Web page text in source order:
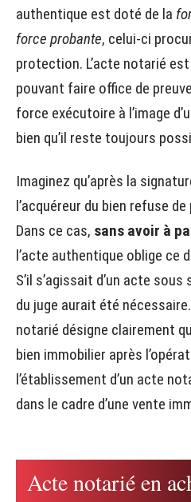
authentique est doté de la
force probante, celui-ci
protection. L’acte notarié
pouvant faire office de
force exécutoire à l’image
bien qu’il reste toujours
Imaginez qu’après la
l’acquéreur du bien refuse
Dans ce cas, sans avoir à
l’acte authentique oblige ce
S’il s’agissait d’un acte
du juge aurait été
notarié désigne clairement
bien immobilier après
l’établissement d’un acte
dans le cadre d’une vente
Acte notarié en